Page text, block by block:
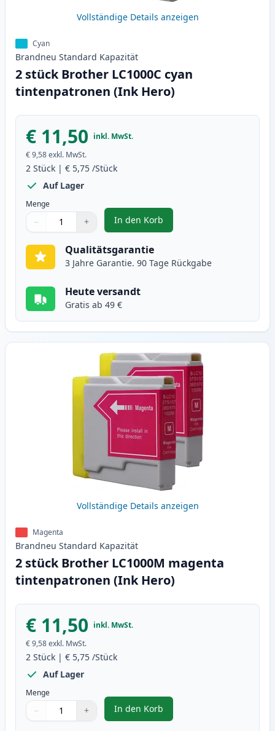
Vollständige Details anzeigen
Cyan
Brandneu Standard Kapazität
2 stück Brother LC1000C cyan
tintenpatronen (Ink Hero)
€ 11,50 inkl. MwSt.
€ 9,58exkl. MwSt.
2 Stück | € 5,75 /Stück
Auf Lager
Menge
Verwenden Sie die Tasten, um anzupassen
− +
1
In den Korb
, 2 stück Brother LC1000C cyan
Qualitätsgarantie
3 Jahre Garantie. 90 Tage Rückgabe
Heute versandt
Gratis ab 49 €
Vollständige Details anzeigen
Magenta
Brandneu Standard Kapazität
2 stück Brother LC1000M magenta
tintenpatronen (Ink Hero)
€ 11,50 inkl. MwSt.
€ 9,58exkl. MwSt.
2 Stück | € 5,75 /Stück
Auf Lager
Menge
Verwenden Sie die Tasten, um anzupassen
− +
1
In den Korb
, 2 stück Brother LC1000M